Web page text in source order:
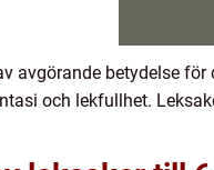
avgörande betydelse
och lekfullhet.